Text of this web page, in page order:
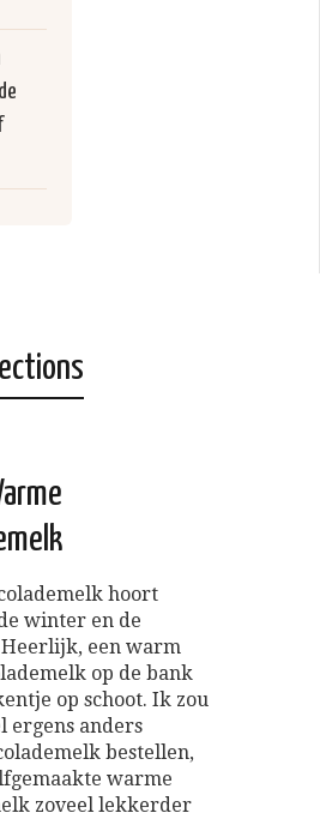
hoort
winter en de
Heerlijk, een warm
op de bank
op schoot. Ik zou
ergens anders
bestellen,
warme
zoveel lekkerder